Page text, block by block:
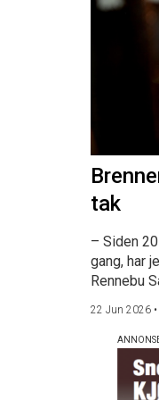
tak
– Siden
gang, har
Rennebu
22 Jun 2026 •